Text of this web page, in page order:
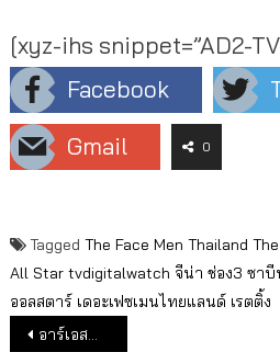
[xyz-ihs snippet=”AD2-
Facebook
Gmail
0
Tagged The Face Men Thailand
All Star tvdigitalwatch จีน่า ช่อง3 ซาบี
ออลสตาร์ เดอะเฟซเมนไทยแลนด์ เรตติ้ง
แนะแนวเรื่อง
อาร์เอสกำไรพุ่ง 120% เฮียฮ้อมั่นใจปีนี้ทำนิวไฮ